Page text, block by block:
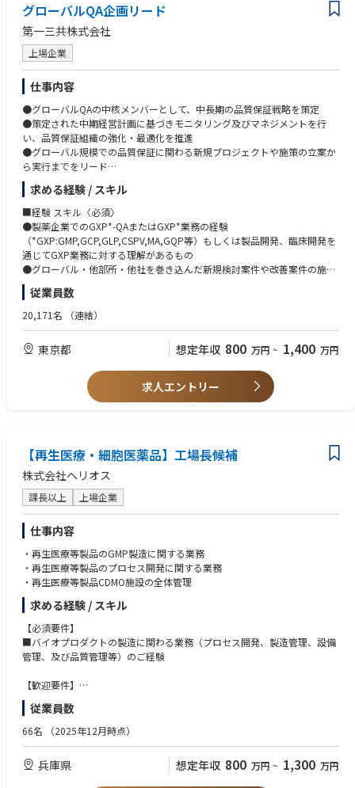
arly clinical development strategy.
■Accountabilities
Clinical Development Leadership
Represents the specific Therapeutic Area on International Multidisciplinar
y Core Teams and takes clinical development responsibility for assigned
projects, including:
・Definition of Target Product Profiles (TPP)
・Clinical Development Plans (CDP)
・Pediatric Investigational Plans (PIP)
・Core Clinical Trial Protocols
・Input to Project Analysis and Data Management Plans
・Investigator's Brochure
・Medical input to Company Core Data Sheet
・Annual Safety Reports / IND Safety Reports
・Preparation for key milestones:
・Start of Development
・Proof of Clinical Principle (PoCP)
・Release of Full Development
■Related Performance Indicators
・Provides medical oversight throughout protocol development, study c
・Responsible for continuous benefit-risk assessment.
・Contributes to submission strategy and regulatory filings.
・Addresses safety issues.
Serves as Chairperson of the Global Early Clinical Development (ECD) Tea
m and/or Medical Sub-Team (MST), depending on project stage.
Responsibilities include:
Proposing team members together with the (Associate) Therapeutic Area
Head.
Representing ECD/MST on:
・Core Team
・Therapeutic Area Leadership Committee (TALC)
・Clinical Expert Committee (CEC)
・Human Pharma Steering Committee (HPSC)
Additional activities:
・Oversees interactions with:
External experts
Advisory boards
Adjudication committees
Safety Data Monitoring Boards
・Reviews and approves publications related to the project in collaborat
ion with the Medical Head.
・Identifies studies that should be conducted.
■Required Capabilities (Skills, Experience, Competencies)
PhD or MD preferred (specialist in a Therapeutic Area or equivalent) with s
trong clinical expertise.
Up to 3 years of pharmaceutical industry experience preferred.
Successful track record in planning, conducting, and publishing basic sci
ence and/or clinical research.
Strong medical and scientific leadership ability to drive high-priority proj
ects across global matrix teams, regional BI counterparts, and external p
artners.
Ability to act with composure and resilience under pressure.
Strong project management skills.
Experience interacting with regulatory authorities, international societies,
and other key stakeholders.
Strong communication and presentation skills.
Excellent cross-functional collaboration skills and ability to work effectiv
ely in virtual teams.
Ability to establish strong partnerships with top external experts, nationa
l/international societies, and other stakeholders.
Ability to engage in advanced scientific knowledge exchange.
Fluency in both Japanese and English.
グローバルQA企画リード
第一三共株式会社
上場企業
仕事内容
●グローバルQAの中核メンバーとして、中長期の品質保証戦略を策定
●策定された中期経営計画に基づきモニタリング及びマネジメントを行
い、品質保証組織の強化・最適化を推進
●グローバル規模での品質保証に関わる新規プロジェクトや施策の立案か
ら実行までをリード
●国内外のグループ会社や関連部門と連携し、横断的な課題解決やプロセ
ス改革を推進
●経営層やステークホルダーと緊密に連携し、戦略に沿った品質保証体制
の構築に貢献
≪入社後のキャリアパス≫
ジェクトのリードを担当し、QA企画職のリーダーへの育成
●強みと適性を見据え、主要QA機能のGlobal Lead/Head、海外駐在、幹
部職への登用、薬事・サプライチェーン等の他部門への活躍の場への発展
求める経験 / スキル
■経験 スキル〈必須〉
●製薬企業でのGXP*-QAまたはGXP*業務の経験
（*GXP:GMP,GCP,GLP,CSPV,MA,GQP等）もしくは製品開発、臨床開発を
通じてGXP業務に対する理解があるもの
●グローバル・他部所・他社を巻き込んだ新規検討案件や改善案件の施策
立案及びプロジェクトリードの経験
●英語力（英語での会議において、適切に応答し、自分の発言が理解・納
得されるレベル）
し、価値創造を行った経験
■経験 スキル〈尚可〉
●ITツールの開発もしくはAI等の活用による業務効率改善の経験
従業員数
20,171名 （連結）
東京都 想定年収 800 万円 ~ 1,400 万円
求人エントリー
【再生医療・細胞医薬品】工場長候補
株式会社ヘリオス
課長以上 上場企業
仕事内容
・再生医療等製品のGMP製造に関する業務
・再生医療等製品のプロセス開発に関する業務
・再生医療等製品CDMO施設の全体管理
求める経験 / スキル
【必須要件】
■バイオプロダクトの製造に関わる業務（プロセス開発、製造管理、設備
管理、及び品質管理等）のご経験
【歓迎要件】
■医薬品メーカーでの設備導入または設備保全のご経験
■再生医療等製品のプロセス開発、製造、設備保全のご経験
■医薬品若しくは再生医療等製品製造における製造管理者のご経験
【人物像】
・物事を柔軟に考えられるフレキシビリティがある方
・開発/研究/生産部門及び外部の提携先との調整がスムーズにでき、課題
従業員数
66名 （2025年12月時点）
兵庫県 想定年収 800 万円 ~ 1,300 万円